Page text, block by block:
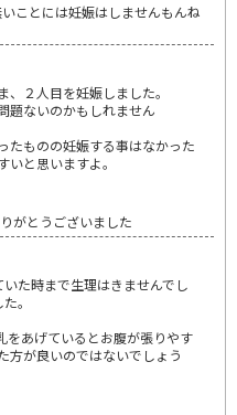
ことには妊娠はしませんもんね
２人目を妊娠しました。
題ないのかもしれません
たものの妊娠する事はなかった
と思いますよ。
がとうございました
た時まで生理はきませんでし
。
をあげているとお腹が張りやす
方が良いのではないでしょう